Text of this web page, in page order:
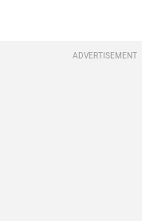
ADVERTISEMENT